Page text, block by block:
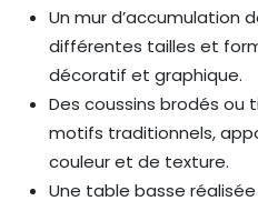
Un mur d’accumulation
différentes tailles et
décoratif et graphique.
Des coussins brodés ou
motifs traditionnels,
couleur et de texture.
Une table basse